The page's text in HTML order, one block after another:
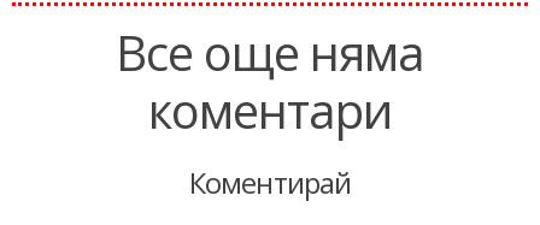
Все още няма
коментари
Коментирай